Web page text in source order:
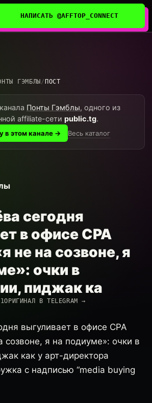
НАПИСАТЬ @AFFTOP_CONNECT
ГЭМБЛЫ / ПОСТ
Понты Гэмблы, одного из
affiliate-сети public.tg.
в этом канале → Весь каталог
сегодня
в офисе CPA
не на созвоне, я
очки в
пиджак ка
ОРИГИНАЛ В TELEGRAM →
выгуливает в офисе CPA
созвоне, я на подиуме»: очки в
как у арт-директора
с надписью “media buying